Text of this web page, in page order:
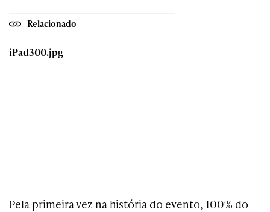
Relacionado
iPad300.jpg
Pela primeira vez na história do evento, 100% do